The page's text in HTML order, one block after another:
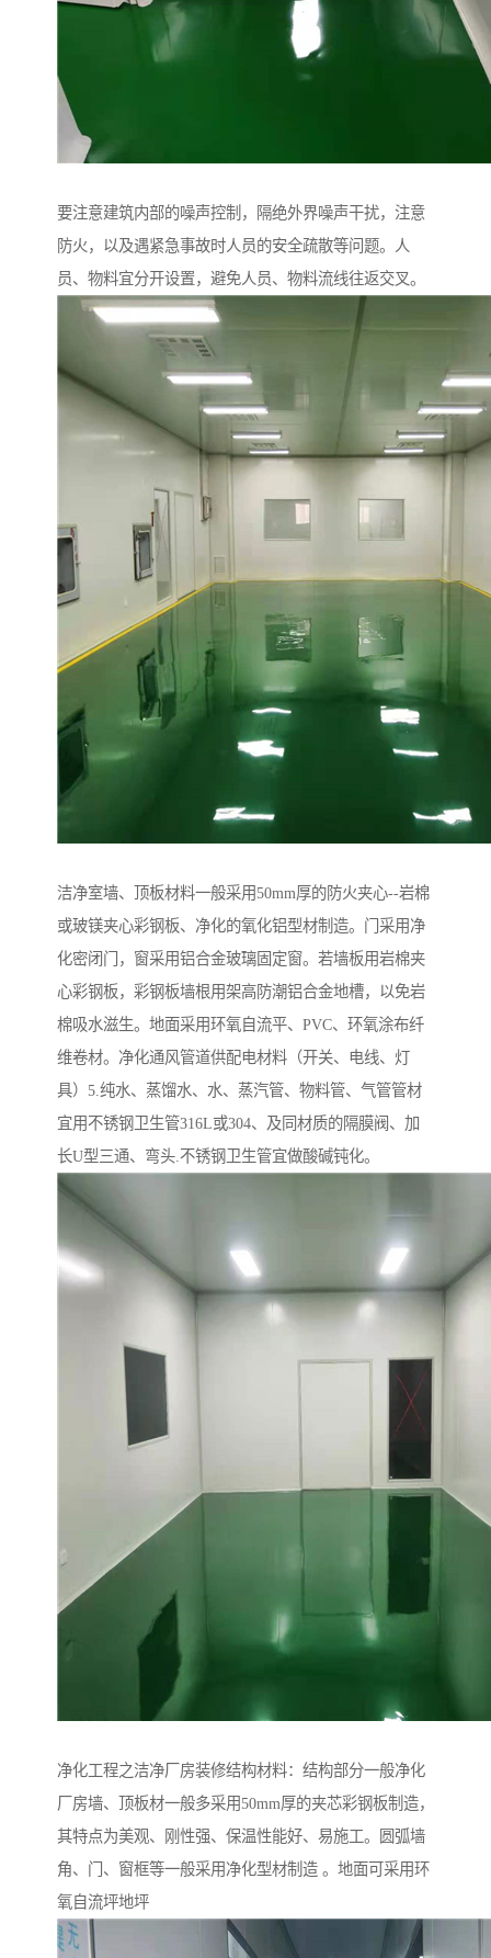
要注意建筑内部的噪声控制，隔绝外界噪声干扰，注意
防火，以及遇紧急事故时人员的安全疏散等问题。人
员、物料宜分开设置，避免人员、物料流线往返交叉。
洁净室墙、顶板材料一般采用50mm厚的防火夹心--岩棉
或玻镁夹心彩钢板、净化的氧化铝型材制造。门采用净
化密闭门，窗采用铝合金玻璃固定窗。若墙板用岩棉夹
心彩钢板，彩钢板墙根用架高防潮铝合金地槽，以免岩
棉吸水滋生。地面采用环氧自流平、PVC、环氧涂布纤
维卷材。净化通风管道供配电材料（开关、电线、灯
具）5.纯水、蒸馏水、水、蒸汽管、物料管、气管管材
宜用不锈钢卫生管316L或304、及同材质的隔膜阀、加
长U型三通、弯头.不锈钢卫生管宜做酸碱钝化。
净化工程之洁净厂房装修结构材料：结构部分一般净化
厂房墙、顶板材一般多采用50mm厚的夹芯彩钢板制造，
其特点为美观、刚性强、保温性能好、易施工。圆弧墙
角、门、窗框等一般采用净化型材制造 。地面可采用环
氧自流坪地坪